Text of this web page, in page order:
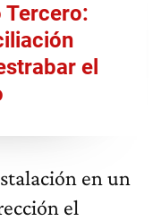
Tercero:
el
en un
el